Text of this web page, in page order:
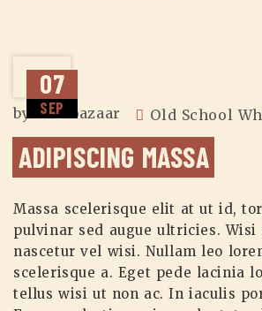
07
SEP
by zuzubazaar Old School
ADIPISCING MASSA
Massa scelerisque elit at ut id,
pulvinar sed augue ultricies.
nascetur vel wisi. Nullam leo
scelerisque a. Eget pede lacinia
tellus wisi ut non ac. In iaculis